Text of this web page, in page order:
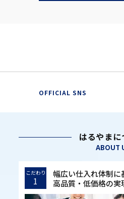
OFFICIAL SNS
はるやまに
ABOUT
こだわり
1
幅広い仕入れ体制に
高品質・低価格の実